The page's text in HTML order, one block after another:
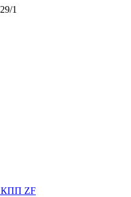
1
КПП ZF